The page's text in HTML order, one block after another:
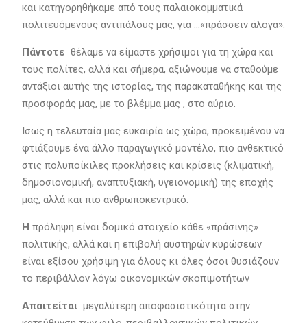
και κατηγορηθήκαμε από τους παλαιοκομματικά
πολιτευόμενους αντιπάλους μας, για …«πράσσειν άλογα».
Πάντοτε θέλαμε να είμαστε χρήσιμοι για τη χώρα και
τους πολίτες, αλλά και σήμερα, αξιώνουμε να σταθούμε
αντάξιοι αυτής της ιστορίας, της παρακαταθήκης και της
προσφοράς μας, με το βλέμμα μας , στο αύριο.
Ισως η τελευταία μας ευκαιρία ως χώρα, προκειμένου να
φτιάξουμε ένα άλλο παραγωγικό μοντέλο, πιο ανθεκτικό
στις πολυποίκιλες προκλήσεις και κρίσεις (κλιματική,
δημοσιονομική, αναπτυξιακή, υγειονομική) της εποχής
μας, αλλά και πιο ανθρωποκεντρικό.
Η πρόληψη είναι δομικό στοιχείο κάθε «πράσινης»
πολιτικής, αλλά και η επιβολή αυστηρών κυρώσεων
είναι εξίσου χρήσιμη για όλους κι όλες όσοι θυσιάζουν
το περιβάλλον λόγω οικονομικών σκοπιμοτήτων
Απαιτείται μεγαλύτερη αποφασιστικότητα στην